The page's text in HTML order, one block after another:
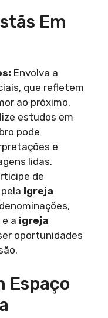
Em
Envolva a
que refletem
ao próximo.
estudos em
pode
e
lidas.
de
igreja
e a igreja
oportunidades
Espaço